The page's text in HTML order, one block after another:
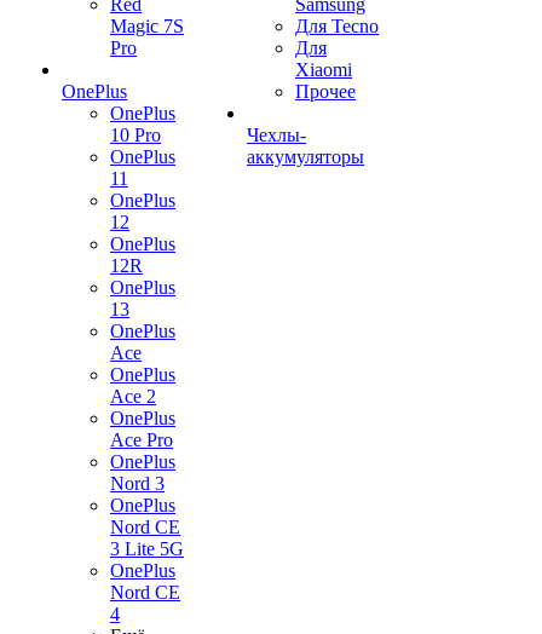
Red
Magic 7S
Pro
OnePlus
OnePlus
10 Pro
OnePlus
11
OnePlus
12
OnePlus
12R
OnePlus
13
OnePlus
Ace
OnePlus
Ace 2
OnePlus
Ace Pro
OnePlus
Nord 3
OnePlus
Nord CE
3 Lite 5G
OnePlus
Nord CE
4
Samsung
Для Tecno
Для
Xiaomi
Прочее
Чехлы-
аккумуляторы